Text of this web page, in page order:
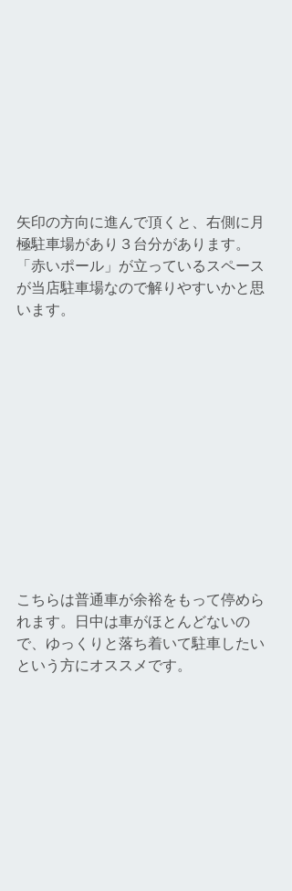
矢印の方向に進んで頂くと、右側に月
極駐車場があり３台分があります。
「赤いポール」が立っているスペース
が当店駐車場なので解りやすいかと思
います。
こちらは普通車が余裕をもって停めら
れます。日中は車がほとんどないの
で、ゆっくりと落ち着いて駐車したい
という方にオススメです。